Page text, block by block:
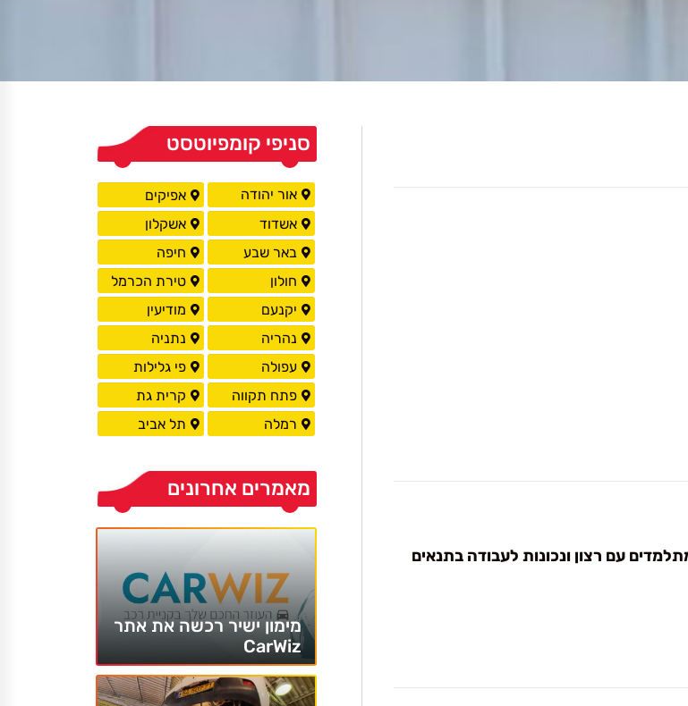
עם רצון ונכונות לעבודה בתנאים
סניפי קומפיוטסט
אור יהודה
אפיקים
אשדוד
אשקלון
באר שבע
חיפה
חולון
טירת הכרמל
יקנעם
מודיעין
נהריה
נתניה
עפולה
פי גלילות
פתח תקווה
קרית גת
רמלה
תל אביב
מאמרים אחרונים
מימון ישיר רכשה את אתר
CarWiz